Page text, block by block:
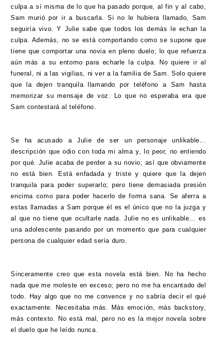
culpa a sí misma de lo que ha pasado porque, al fin y al cabo,
Sam murió por ir a buscarla. Si no le hubiera llamado, Sam
seguiría vivo. Y Julie sabe que todos los demás le echan la
culpa. Además, no se está comportando como se supone que
tiene que comportar una novia en pleno duelo; lo que refuerza
aún más a su entorno para echarle la culpa. No quiere ir al
funeral, ni a las vigilias, ni ver a la familia de Sam. Solo quiere
que la dejen tranquila llamando por teléfono a Sam hasta
memorizar su mensaje de voz. Lo que no esperaba era que
Sam contestará al teléfono.
Se ha acusado a Julie de ser un personaje unlikable...
descripción que odio con toda mi alma y, lo peor, no entiendo
por qué. Julie acaba de perder a su novio; así que obviamente
no está bien. Está enfadada y triste y quiere que la dejen
tranquila para poder superarlo; pero tiene demasiada presión
encima como para poder hacerlo de forma sana. Se aferra a
estas llamadas a Sam porque él es el único que no la juzga y
al que no tiene que ocultarle nada. Julie no es unlikable... es
una adolescente pasando por un momento que para cualquier
persona de cualquier edad sería duro.
Sinceramente creo que esta novela está bien. No ha hecho
nada que me moleste en exceso; pero no me ha encantado del
todo. Hay algo que no me convence y no sabría decir el qué
exactamente. Necesitaba más. Más emoción, más backstory,
más contexto. No está mal, pero no es la mejor novela sobre
el duelo que he leído nunca.